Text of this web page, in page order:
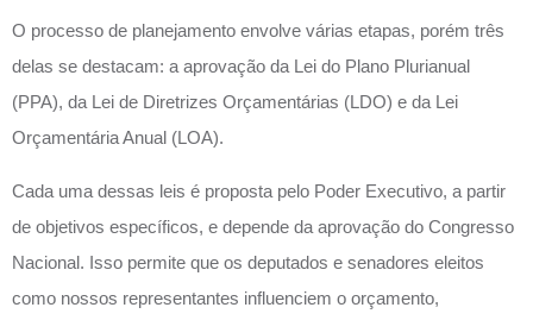
O processo de planejamento envolve várias etapas, porém três
delas se destacam: a aprovação da Lei do Plano Plurianual
(PPA), da Lei de Diretrizes Orçamentárias (LDO) e da Lei
Orçamentária Anual (LOA).
Cada uma dessas leis é proposta pelo Poder Executivo, a partir
de objetivos específicos, e depende da aprovação do Congresso
Nacional. Isso permite que os deputados e senadores eleitos
como nossos representantes influenciem o orçamento,